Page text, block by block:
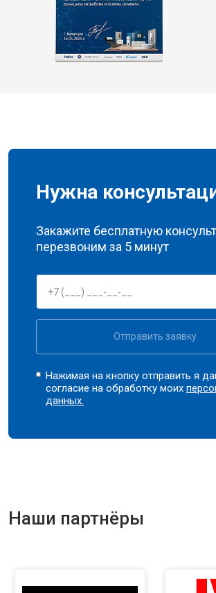
Нужна
Закажите бесплатную
перезвоним за 5 минут
Отправить заявку
Нажимая на кнопку отправить я
согласие на обработку моих
данных.
Наши партнёры